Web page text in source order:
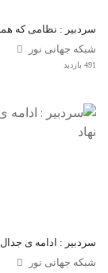
سردبیر : نظامی که
شبکه جهانی نور
491 بازدید
سردبیر : ادامه ی
شبکه جهانی نور